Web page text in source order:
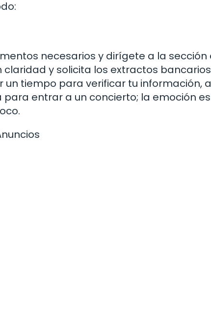
necesarios y dirígete a la sección
y solicita los extractos
tiempo para verificar tu información,
entrar a un concierto; la emoción